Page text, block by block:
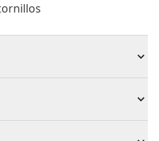
positivo en el bloque